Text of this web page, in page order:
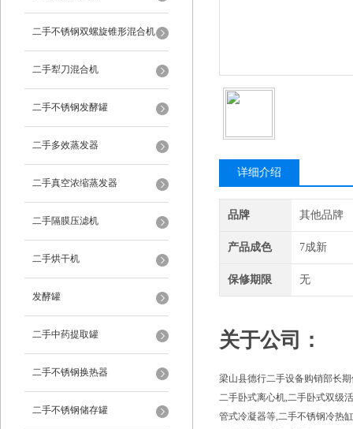
二手不锈钢双螺旋锥形混合机
二手犁刀混合机
二手不锈钢发酵罐
二手多效蒸发器
二手真空浓缩蒸发器
二手隔膜压滤机
二手烘干机
发酵罐
二手中药提取罐
二手不锈钢换热器
二手不锈钢储存罐
详细介绍
品牌 其他品牌
产品成色 7成新
保修期限 无
关于公司：
梁山县德行二手设备购销部长
二手卧式离心机,二手卧式双级
管式冷凝器等,二手不锈钢冷热